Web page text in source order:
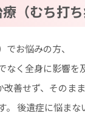
（むち打
お悩みの方、
く全身に影響を
善せず、そのま
後遺症に悩まな